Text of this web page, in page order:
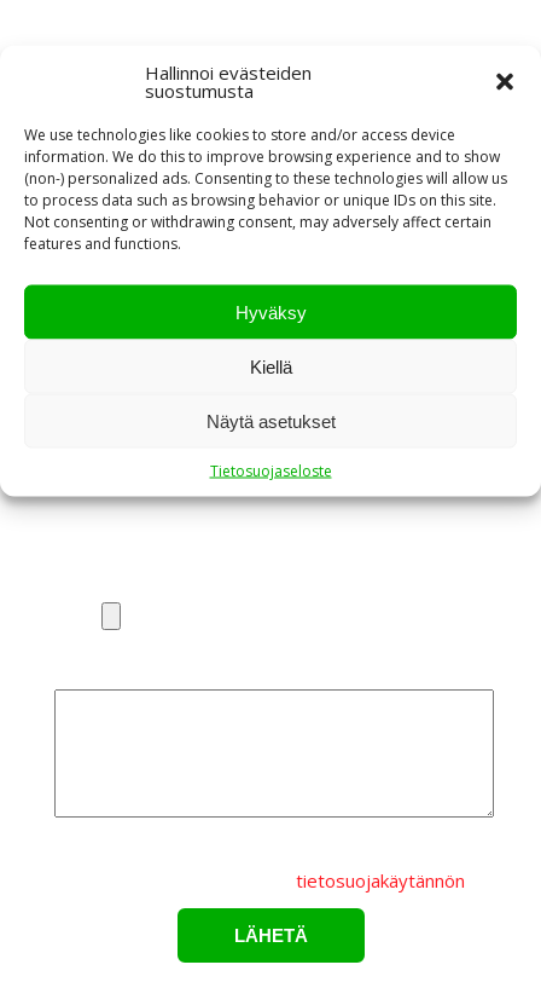
Hallinnoi evästeiden
suostumusta
We use technologies like cookies to store and/or access device
information. We do this to improve browsing experience and to show
(non-) personalized ads. Consenting to these technologies will allow us
to process data such as browsing behavior or unique IDs on this site.
Not consenting or withdrawing consent, may adversely affect certain
features and functions.
Hyväksy
Kiellä
Näytä asetukset
Tietosuojaseloste
Nimi*
Sähköpostiosoite*
Yritys
Puhelinnumero*
tietosuojakäytännön